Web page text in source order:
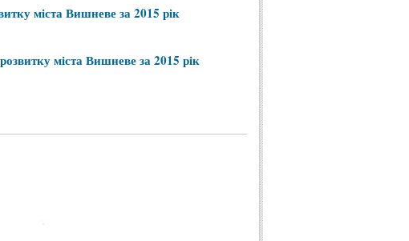
містаВишневеза2015 рік
розвиткумістаВишневеза2015 рік